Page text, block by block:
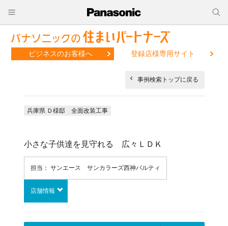
ビジネスのお客様へ 登録店様専用サイト
事例検索トップに戻る
兵庫県 Ｄ様邸 全面改装工事
小さな子供達を見守れる 広々ＬＤＫ
担当： サンエース サンカラーズ西神パルティ
店舗情報